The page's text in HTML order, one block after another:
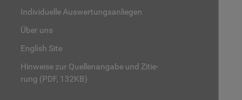
In­di­vi­du­el­le Aus­wer­tungs­an­lie­gen
Über uns
English Site
Hin­wei­se zur Quel­len­an­ga­be und Zi­tie­
rung (PDF, 132KB)